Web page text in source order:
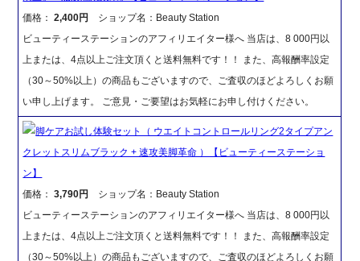
価格：2,400円
ショップ名：Beauty Station
ビューティーステーションのアフィリエイター様へ 当店は、8 000円以
上または、4点以上ご注文頂くと送料無料です！！ また、高報酬率設定
（30～50%以上）の商品もございますので、ご査収のほどよろしくお願
い申し上げます。 ご意見・ご要望はお気軽にお申し付けください。
脚ケアお試し体験セット（ ウエイトコントロールリング2タイプアン
クレットスリムブラック + 速攻美脚革命 ）【ビューティーステーショ
ン】
価格：3,790円
ショップ名：Beauty Station
ビューティーステーションのアフィリエイター様へ 当店は、8 000円以
上または、4点以上ご注文頂くと送料無料です！！ また、高報酬率設定
（30～50%以上）の商品もございますので、ご査収のほどよろしくお願